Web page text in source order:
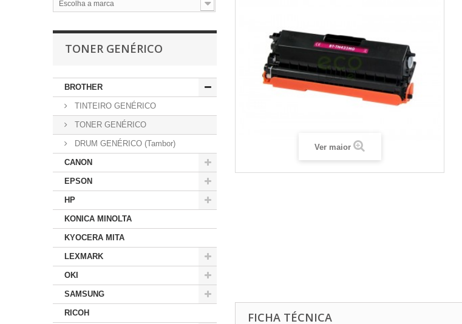
Escolha a marca
TONER GENÉRICO
BROTHER
TINTEIRO GENÉRICO
TONER GENÉRICO
DRUM GENÉRICO (Tambor)
CANON
EPSON
HP
KONICA MINOLTA
KYOCERA MITA
LEXMARK
OKI
SAMSUNG
RICOH
Ver maior
FICHA TÉCNICA